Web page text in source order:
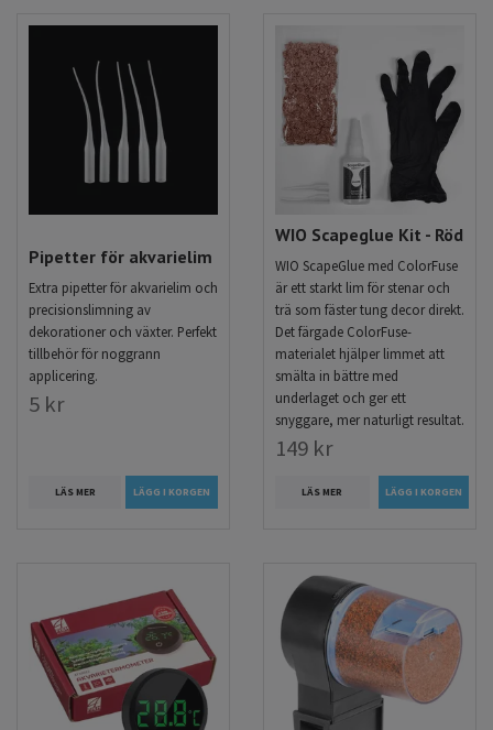
Pipetter för akvarielim
Extra pipetter för akvarielim och
precisionslimning av
dekorationer och växter. Perfekt
tillbehör för noggrann
applicering.
5 kr
LÄS MER LÄGG I KORGEN
WIO Scapeglue Kit - Röd
WIO ScapeGlue med ColorFuse
är ett starkt lim för stenar och
trä som fäster tung decor direkt.
Det färgade ColorFuse-
materialet hjälper limmet att
smälta in bättre med
underlaget och ger ett
snyggare, mer naturligt resultat.
149 kr
LÄS MER